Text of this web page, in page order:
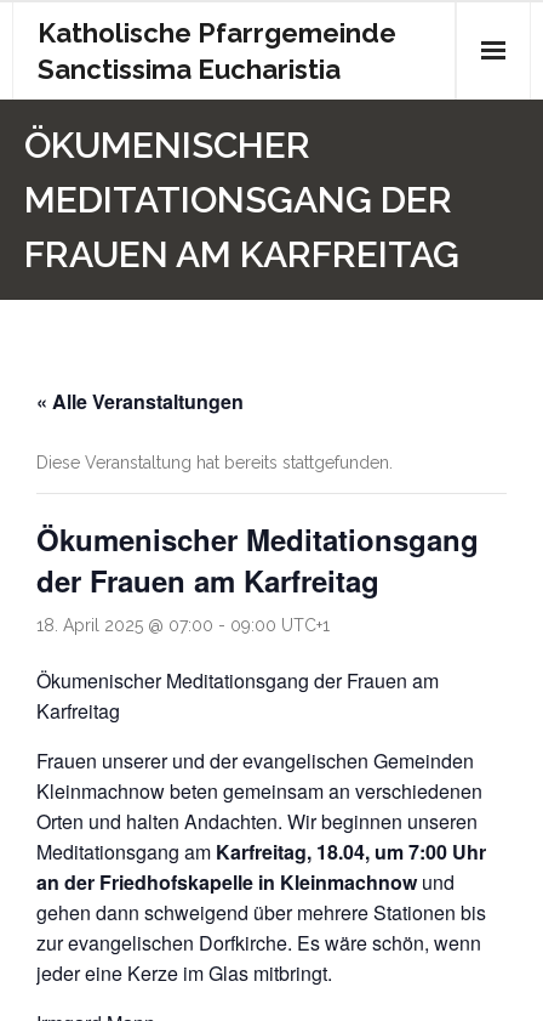
Katholische Pfarrgemeinde
Sanctissima Eucharistia
Kontakt
Kita
Chronik
Datenschutz
ÖKUMENISCHER
MEDITATIONSGANG DER
FRAUEN AM KARFREITAG
« Alle Veranstaltungen
Diese Veranstaltung hat bereits stattgefunden.
Ökumenischer Meditationsgang
der Frauen am Karfreitag
18. April 2025 @ 07:00 - 09:00 UTC+1
Ökumenischer Meditationsgang der Frauen am
Karfreitag
Frauen unserer und der evangelischen Gemeinden
Kleinmachnow beten gemeinsam an verschiedenen
Orten und halten Andachten. Wir beginnen unseren
Meditationsgang am Karfreitag, 18.04, um 7:00 Uhr
an der Friedhofskapelle in Kleinmachnowund
gehen dann schweigend über mehrere Stationen bis
zur evangelischen Dorfkirche. Es wäre schön, wenn
jeder eine Kerze im Glas mitbringt.